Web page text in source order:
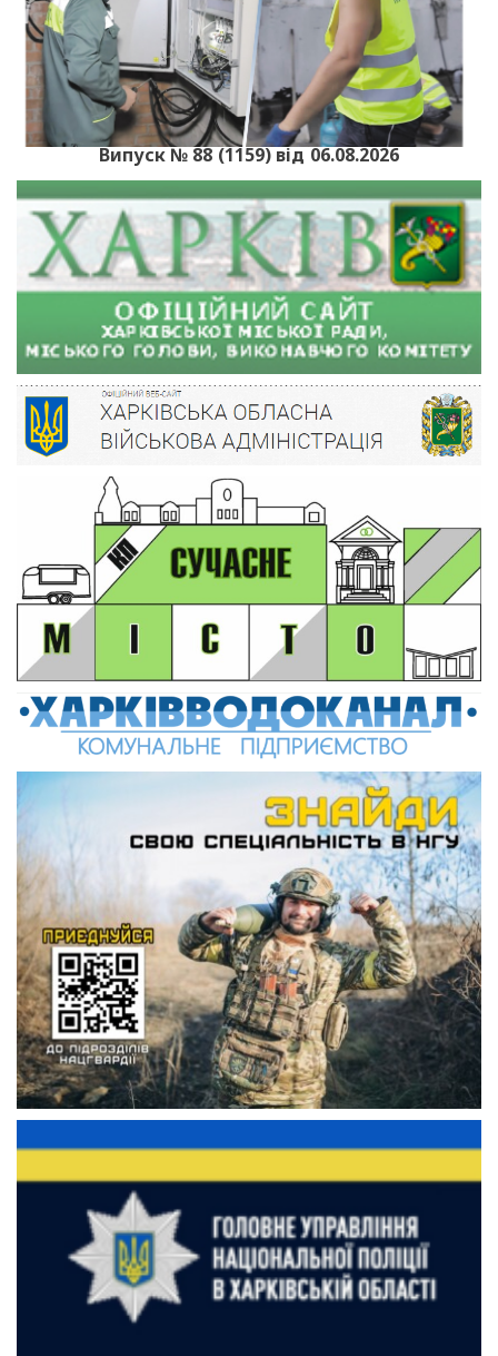
Випуск № 88 (1159) від 06.08.2026